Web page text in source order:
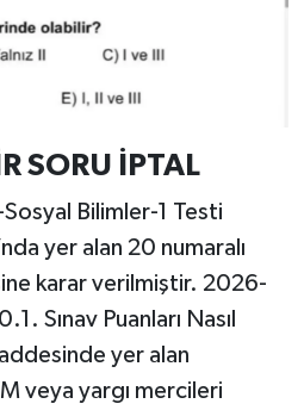
SORU İPTAL
Bilimler-1 Testi
yer alan 20 numaralı
karar verilmiştir. 2026-
Sınav Puanları Nasıl
yer alan
veya yargı mercileri